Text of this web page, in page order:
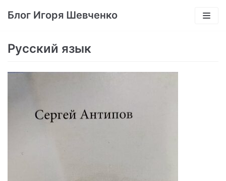
Перейти
Блог Игоря Шевченко
Русский язык